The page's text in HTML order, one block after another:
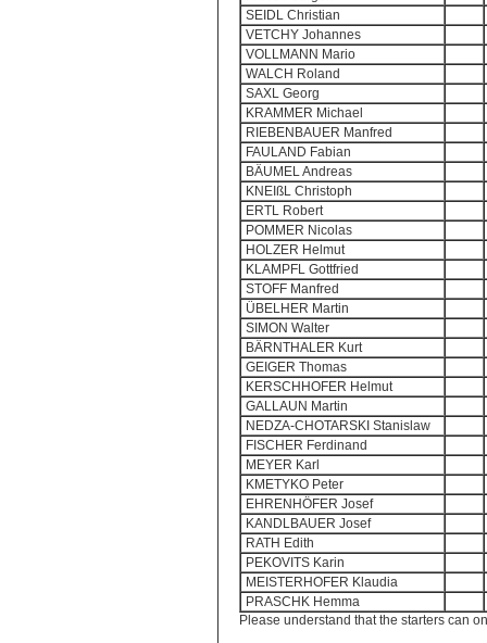
SEIDL Christian
VETCHY Johannes
VOLLMANN Mario
WALCH Roland
SAXL Georg
KRAMMER Michael
RIEBENBAUER Manfred
FAULAND Fabian
BÄUMEL Andreas
KNEIßL Christoph
ERTL Robert
POMMER Nicolas
HOLZER Helmut
KLAMPFL Gottfried
STOFF Manfred
ÜBELHER Martin
SIMON Walter
BÄRNTHALER Kurt
GEIGER Thomas
KERSCHHOFER Helmut
GALLAUN Martin
NEDZA-CHOTARSKI Stanislaw
FISCHER Ferdinand
MEYER Karl
KMETYKO Peter
EHRENHÖFER Josef
KANDLBAUER Josef
RATH Edith
PEKOVITS Karin
MEISTERHOFER Klaudia
PRASCHK Hemma
Please understand that the starters can